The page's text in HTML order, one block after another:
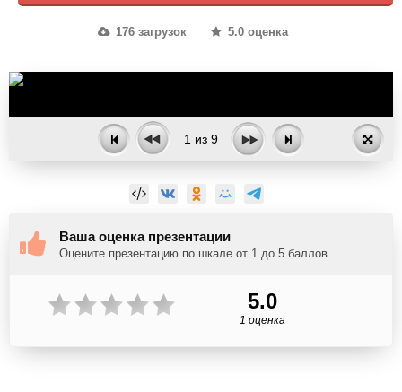
176 загрузок 5.0 оценка
1 из 9
Ваша оценка презентации
Оцените презентацию по шкале от 1 до 5 баллов
5.0
1 оценка